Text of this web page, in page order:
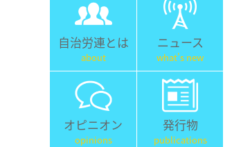
自治労連とは
about
ニュース
what's new
オピニオン
opinions
発行物
publications